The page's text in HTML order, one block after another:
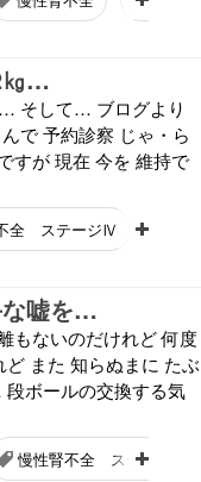
㎏…
そして… ブログより
で 予約診察 じゃ・ら
すが 現在 今を 維持で
全 ステージⅣ
嘘を…
もないのだけれど 何度
また 知らぬまに たぶ
ボールの交換する気
慢性腎不全 ステージⅣ